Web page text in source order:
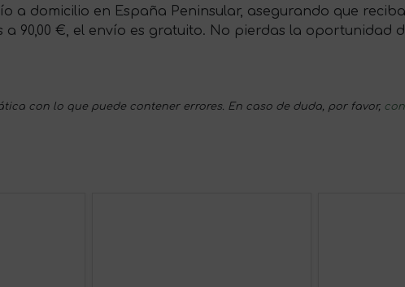
a domicilio en España Peninsular, asegurando que
90,00 €, el envío es gratuito. No pierdas la oportunidad
con lo que puede contener errores. En caso de duda, por favor,